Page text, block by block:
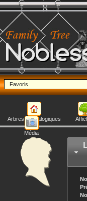
Favoris
Arbres généalogiques
Média